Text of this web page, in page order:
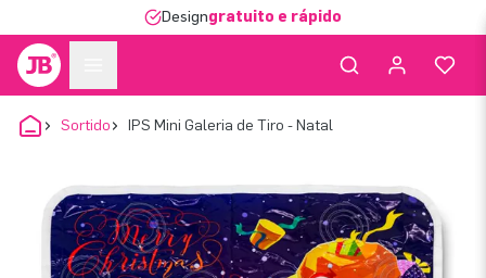
Designgratuito e rápido
Sortido IPS Mini Galeria de Tiro - Natal